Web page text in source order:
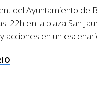
del Ayuntamiento de
22h en la plaza San
acciones en un